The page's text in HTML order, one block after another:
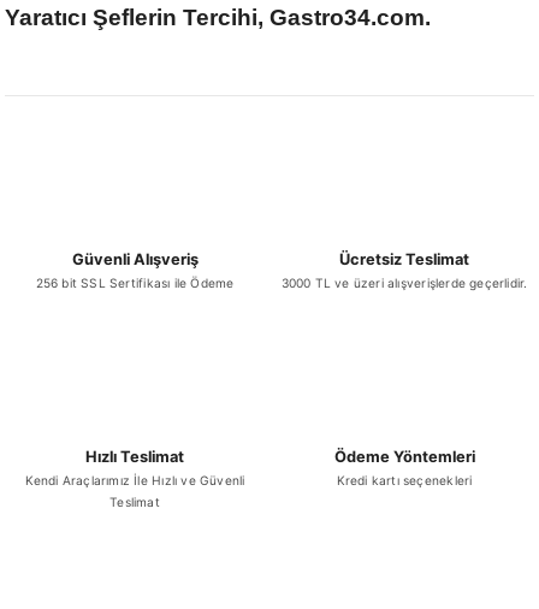
Yaratıcı Şeflerin Tercihi, Gastro34.com.
Güvenli Alışveriş
256 bit SSL Sertifikası ile Ödeme
Ücretsiz Teslimat
3000 TL ve üzeri alışverişlerde geçerlidir.
Hızlı Teslimat
Kendi Araçlarımız İle Hızlı ve Güvenli
Teslimat
Ödeme Yöntemleri
Kredi kartı seçenekleri